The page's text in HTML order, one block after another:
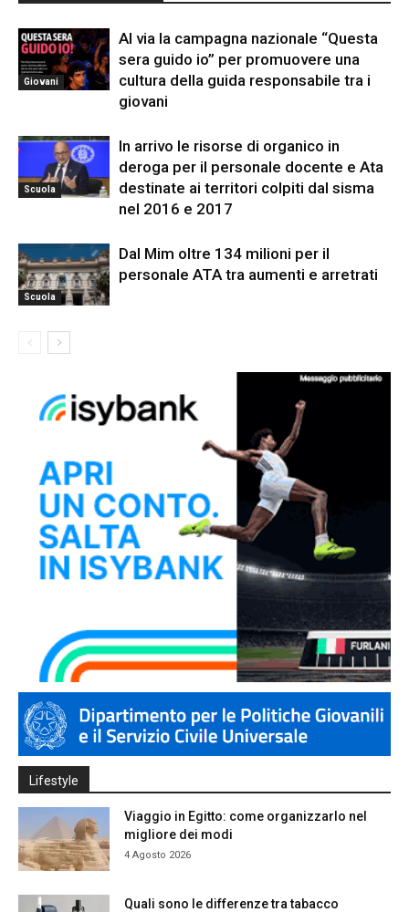
Giovani
Al via la campagna nazionale “Questa
sera guido io” per promuovere una
cultura della guida responsabile tra i
giovani
Scuola
In arrivo le risorse di organico in
deroga per il personale docente e Ata
destinate ai territori colpiti dal sisma
nel 2016 e 2017
Scuola
Dal Mim oltre 134 milioni per il
personale ATA tra aumenti e arretrati
Lifestyle
Viaggio in Egitto: come organizzarlo nel
migliore dei modi
4 Agosto 2026
Quali sono le differenze tra tabacco